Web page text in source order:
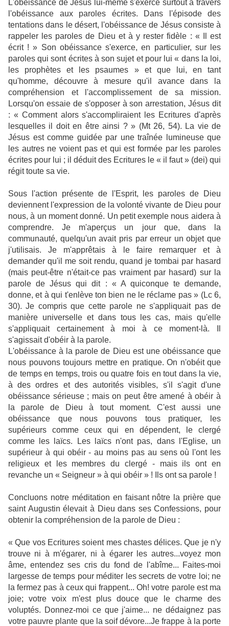
L'obéissance de Jésus lui-même s'exerce surtout à travers
l'obéissance aux paroles écrites. Dans l'épisode des
tentations dans le désert, l'obéissance de Jésus consiste à
rappeler les paroles de Dieu et à y rester fidèle : « Il est
écrit ! » Son obéissance s'exerce, en particulier, sur les
paroles qui sont écrites à son sujet et pour lui « dans la loi,
les prophètes et les psaumes » et que lui, en tant
qu'homme, découvre à mesure qu'il avance dans la
compréhension et l'accomplissement de sa mission.
Lorsqu'on essaie de s'opposer à son arrestation, Jésus dit
: « Comment alors s'accompliraient les Ecritures d'après
lesquelles il doit en être ainsi ? » (Mt 26, 54). La vie de
Jésus est comme guidée par une traînée lumineuse que
les autres ne voient pas et qui est formée par les paroles
écrites pour lui ; il déduit des Ecritures le « il faut » (dei) qui
régit toute sa vie.
Sous l'action présente de l'Esprit, les paroles de Dieu
deviennent l'expression de la volonté vivante de Dieu pour
nous, à un moment donné. Un petit exemple nous aidera à
comprendre. Je m'aperçus un jour que, dans la
communauté, quelqu'un avait pris par erreur un objet que
j'utilisais. Je m'apprêtais à le faire remarquer et à
demander qu'il me soit rendu, quand je tombai par hasard
(mais peut-être n'était-ce pas vraiment par hasard) sur la
parole de Jésus qui dit : « A quiconque te demande,
donne, et à qui t'enlève ton bien ne le réclame pas » (Lc 6,
30). Je compris que cette parole ne s'appliquait pas de
manière universelle et dans tous les cas, mais qu'elle
s'appliquait certainement à moi à ce moment-là. Il
s'agissait d'obéir à la parole.
L'obéissance à la parole de Dieu est une obéissance que
nous pouvons toujours mettre en pratique. On n'obéit que
de temps en temps, trois ou quatre fois en tout dans la vie,
à des ordres et des autorités visibles, s'il s'agit d'une
obéissance sérieuse ; mais on peut être amené à obéir à
la parole de Dieu à tout moment. C'est aussi une
obéissance que nous pouvons tous pratiquer, les
supérieurs comme ceux qui en dépendent, le clergé
comme les laïcs. Les laïcs n'ont pas, dans l'Eglise, un
supérieur à qui obéir - au moins pas au sens où l'ont les
religieux et les membres du clergé - mais ils ont en
revanche un « Seigneur » à qui obéir » ! Ils ont sa parole !
Concluons notre méditation en faisant nôtre la prière que
saint Augustin élevait à Dieu dans ses Confessions, pour
obtenir la compréhension de la parole de Dieu :
« Que vos Ecritures soient mes chastes délices. Que je n'y
trouve ni à m'égarer, ni à égarer les autres...voyez mon
âme, entendez ses cris du fond de l'abîme... Faites-moi
largesse de temps pour méditer les secrets de votre loi; ne
la fermez pas à ceux qui frappent... Oh! votre parole est ma
joie; votre voix m'est plus douce que le charme des
voluptés. Donnez-moi ce que j'aime... ne dédaignez pas
votre pauvre plante que la soif dévore...Je frappe à la porte